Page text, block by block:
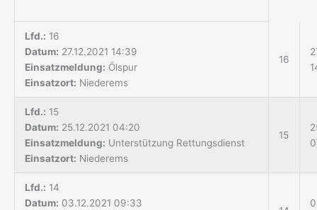
Lfd.: 16
Datum: 27.12.2021 14:39
Einsatzmeldung: Ölspur
Einsatzort: Niederems
16
Lfd.: 15
Datum: 25.12.2021 04:20
Einsatzmeldung: Unterstützung Rettungsdienst
Einsatzort: Niederems
15
Lfd.: 14
Datum: 03.12.2021 09:33